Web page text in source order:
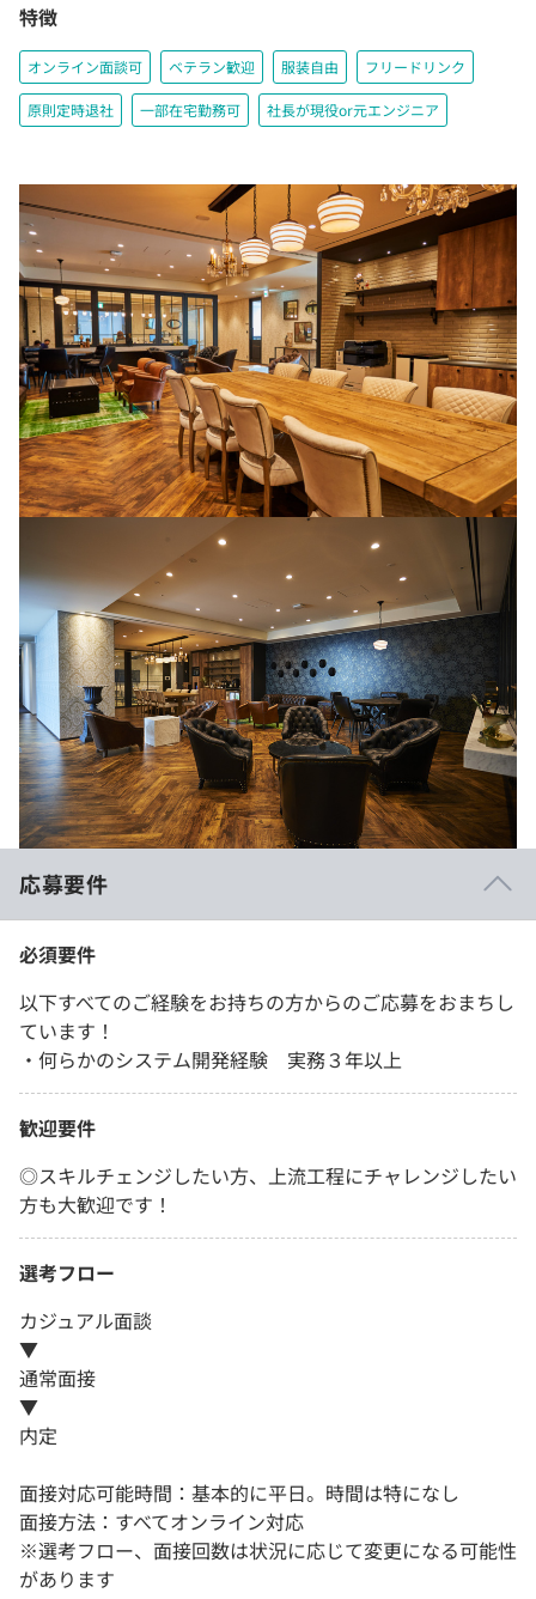
特徴
オンライン面談可 ベテラン歓迎 服装自由 フリードリンク
原則定時退社 一部在宅勤務可 社長が現役or元エンジニア
応募要件
必須要件
以下すべてのご経験をお持ちの方からのご応募をおまちし
ています！
・何らかのシステム開発経験 実務３年以上
歓迎要件
◎スキルチェンジしたい方、上流工程にチャレンジしたい
方も大歓迎です！
選考フロー
カジュアル面談
▼
通常面接
▼
内定
面接対応可能時間：基本的に平日。時間は特になし
面接方法：すべてオンライン対応
※選考フロー、面接回数は状況に応じて変更になる可能性
があります